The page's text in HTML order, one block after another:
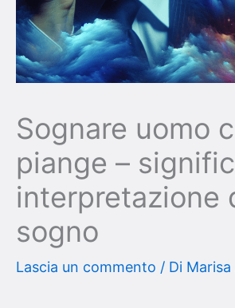
Sognare uomo
piange –
interpretazione
sogno
Lascia un commento / Di Marisa